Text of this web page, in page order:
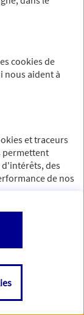
empêche
rafraichir ce
page de
cookiesde
nous aident à
et traceurs
permettent
des
de nos
de